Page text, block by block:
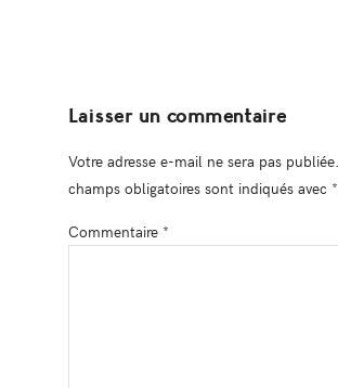
Laisser un commentaire
Votre adresse e-mail ne sera pas publiée.
champs obligatoires sont indiqués avec *
Commentaire *